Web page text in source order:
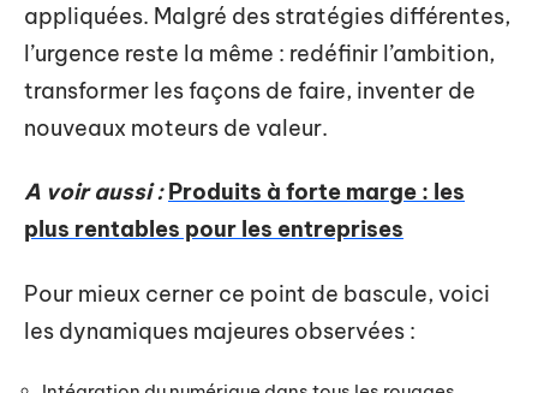
appliquées. Malgré des stratégies différentes,
l’urgence reste la même : redéfinir l’ambition,
transformer les façons de faire, inventer de
nouveaux moteurs de valeur.
A voir aussi : Produits à forte marge : les
plus rentables pour les entreprises
Pour mieux cerner ce point de bascule, voici
les dynamiques majeures observées :